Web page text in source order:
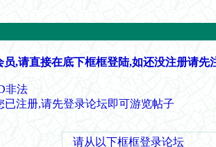
员,请直接在底下框框登陆,如还没注册请先
非法
已注册,请先登录论坛即可游览帖子
请从以下框框登录论坛